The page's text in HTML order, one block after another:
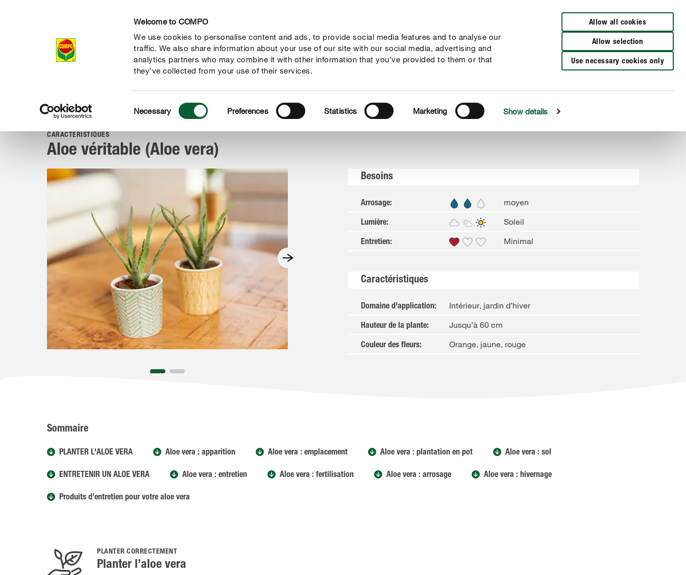
Welcome to COMPO
We use cookies to personalise content and ads, to provide social media features and to analyse our
traffic. We also share information about your use of our site with our social media, advertising and
analytics partners who may combine it with other information that you’ve provided to them or that
they’ve collected from your use of their services.
Selection
Necessary Preferences Statistics Marketing Show details
Allow all cookies
Allow selection
Use necessary cookies only
Distributeurs à proximité
Produits Conseil Thèmes Service Qui sommes-nous?
COMPOConseil Portraits de plantes Plantes d’intérieur Aloe véritable (Aloe vera)
CARACTÉRISTIQUES
Aloe véritable (Aloe vera)
Besoins
Arrosage: moyen
Lumière: Soleil
Entretien: Minimal
Caractéristiques
Domaine d'application: Intérieur, jardin d’hiver
Hauteur de la plante: Jusqu’à 60 cm
Couleur des fleurs: Orange, jaune, rouge
Sommaire
PLANTER L'ALOE VERA Aloe vera : apparition Aloe vera : emplacement Aloe vera : plantation en pot Aloe vera : sol
ENTRETENIR UN ALOE VERA Aloe vera : entretien Aloe vera : fertilisation Aloe vera : arrosage Aloe vera : hivernage
Produits d’entretien pour votre aloe vera
PLANTER CORRECTEMENT
Planter l’aloe vera